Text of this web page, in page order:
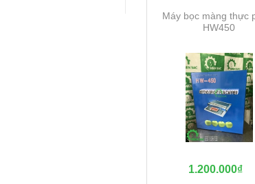
Máy bọc màng thực
HW450
1.200.000₫